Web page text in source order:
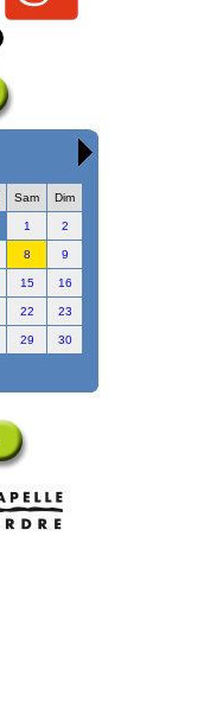
Sam Dim
1 2
8 9
15 16
22 23
29 30